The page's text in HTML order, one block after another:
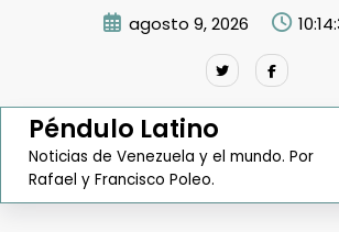
agosto 9, 2026
Péndulo Latino
Noticias de Venezuela y el mundo. Por
Rafael y Francisco Poleo.